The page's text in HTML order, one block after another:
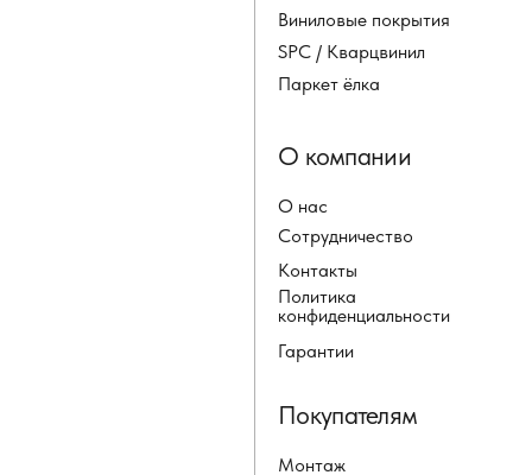
Виниловые покрытия
SPC / Кварцвинил
Паркет ёлка
О нас
Сотрудничество
Контакты
Политика
конфиденциальности
О компании
Монтаж
Покупателям
Гарантии